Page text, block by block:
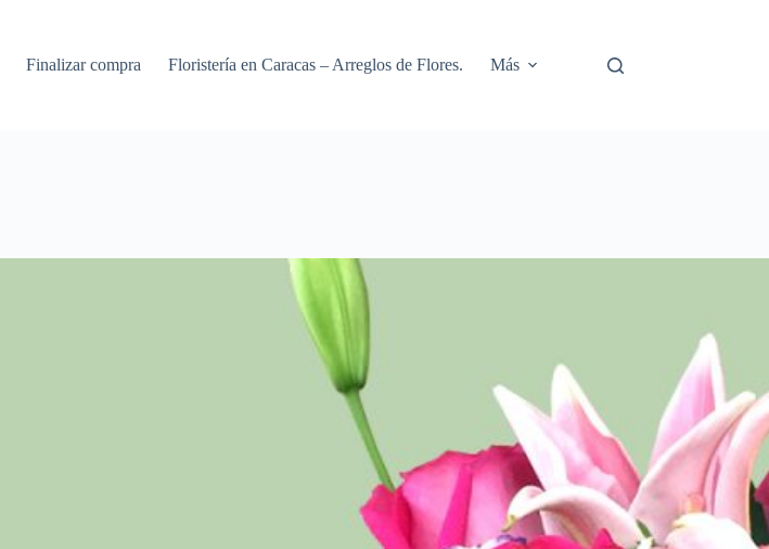
Finalizar compra Floristería en Caracas – Arreglos de Flores. Más